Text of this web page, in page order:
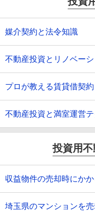
媒介契約と法令知識
不動産投資とリノベー
プロが教える賃貸借契
不動産投資と満室運営
投資用
収益物件の売却時にかか
埼玉県のマンションを売